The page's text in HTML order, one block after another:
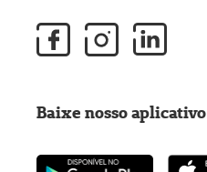
Baixe nosso aplicativo